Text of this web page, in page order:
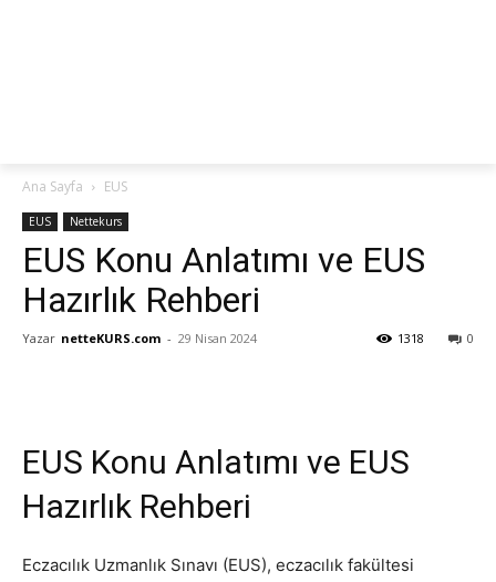
Ana Sayfa EUS
EUS Nettekurs
EUS Konu Anlatımı ve EUS
Hazırlık Rehberi
Yazar netteKURS.com - 29 Nisan 2024 0
1318
EUS Konu Anlatımı ve EUS
Hazırlık Rehberi
Eczacılık Uzmanlık Sınavı (EUS), eczacılık fakültesi